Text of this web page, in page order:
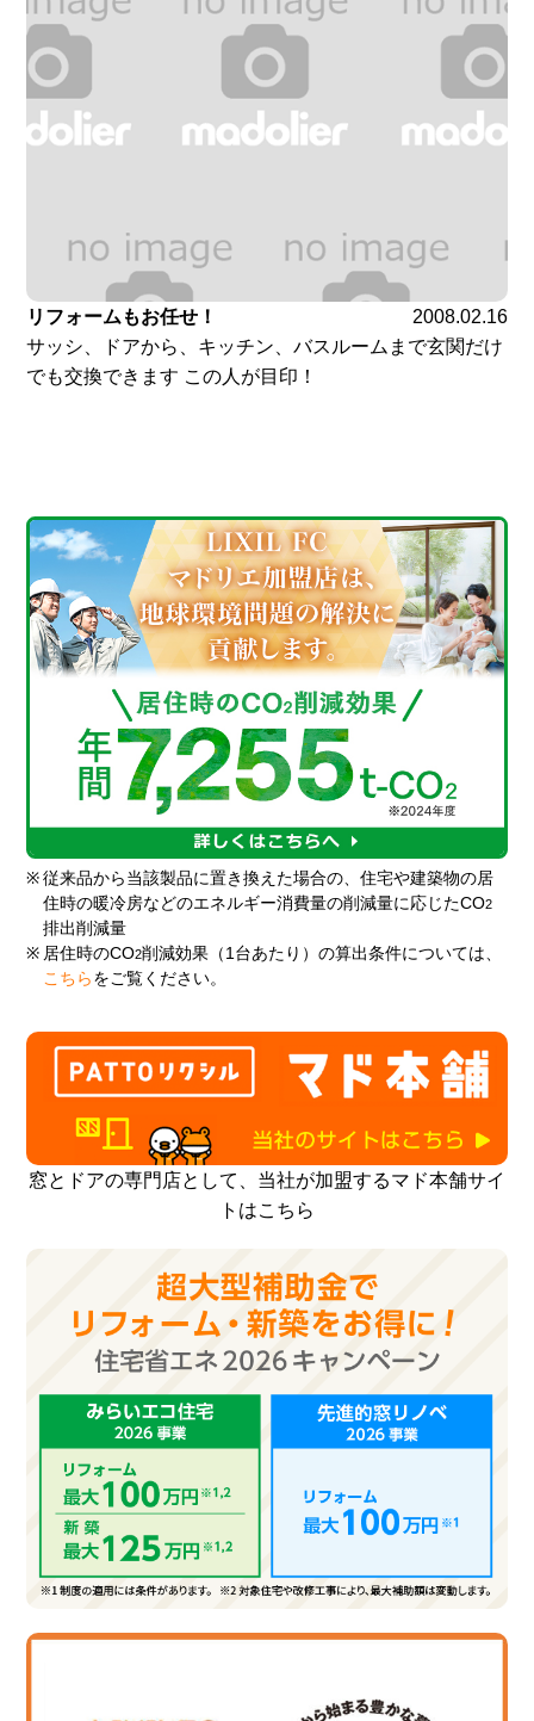
リフォームもお任せ！
2008.02.16
サッシ、ドアから、キッチン、バスルームまで玄関だけ
でも交換できます この人が目印！
※ 従来品から当該製品に置き換えた場合の、住宅や建築物の居
住時の暖冷房などのエネルギー消費量の削減量に応じたCO2
排出削減量
※ 居住時のCO2削減効果（1台あたり）の算出条件については、
こちら をご覧ください。
窓とドアの専門店として、当社が加盟するマド本舗サイ
トはこちら